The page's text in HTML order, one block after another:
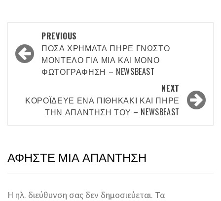
navigation
PREVIOUS
ΠΌΣΑ ΧΡΉΜΑΤΑ ΠΉΡΕ ΓΝΩΣΤΌ
ΜΟΝΤΈΛΟ ΓΙΑ ΜΊΑ ΚΑΙ ΜΌΝΟ
ΦΩΤΟΓΡΆΦΗΣΗ – NEWSBEAST
NEXT
ΚΟΡΌΙΔΕΥΕ ΈΝΑ ΠΙΘΗΚΆΚΙ ΚΑΙ ΠΉΡΕ
ΤΗΝ ΑΠΆΝΤΗΣΉ ΤΟΥ – NEWSBEAST
ΑΦΉΣΤΕ ΜΙΑ ΑΠΆΝΤΗΣΗ
Η ηλ. διεύθυνση σας δεν δημοσιεύεται. Τα